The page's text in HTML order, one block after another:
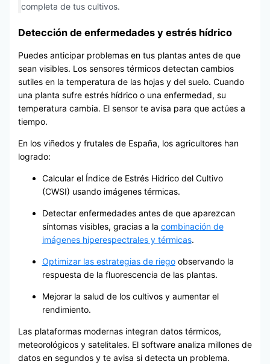
completa de tus cultivos.
Detección de enfermedades y estrés hídrico
Puedes anticipar problemas en tus plantas antes de que
sean visibles. Los sensores térmicos detectan cambios
sutiles en la temperatura de las hojas y del suelo. Cuando
una planta sufre estrés hídrico o una enfermedad, su
temperatura cambia. El sensor te avisa para que actúes a
tiempo.
En los viñedos y frutales de España, los agricultores han
logrado:
Calcular el Índice de Estrés Hídrico del Cultivo
(CWSI) usando imágenes térmicas.
Detectar enfermedades antes de que aparezcan
síntomas visibles, gracias a la combinación de
imágenes hiperespectrales y térmicas.
Optimizar las estrategias de riegoobservando la
respuesta de la fluorescencia de las plantas.
Mejorar la salud de los cultivos y aumentar el
rendimiento.
Las plataformas modernas integran datos térmicos,
meteorológicos y satelitales. El software analiza millones de
datos en segundos y te avisa si detecta un problema.